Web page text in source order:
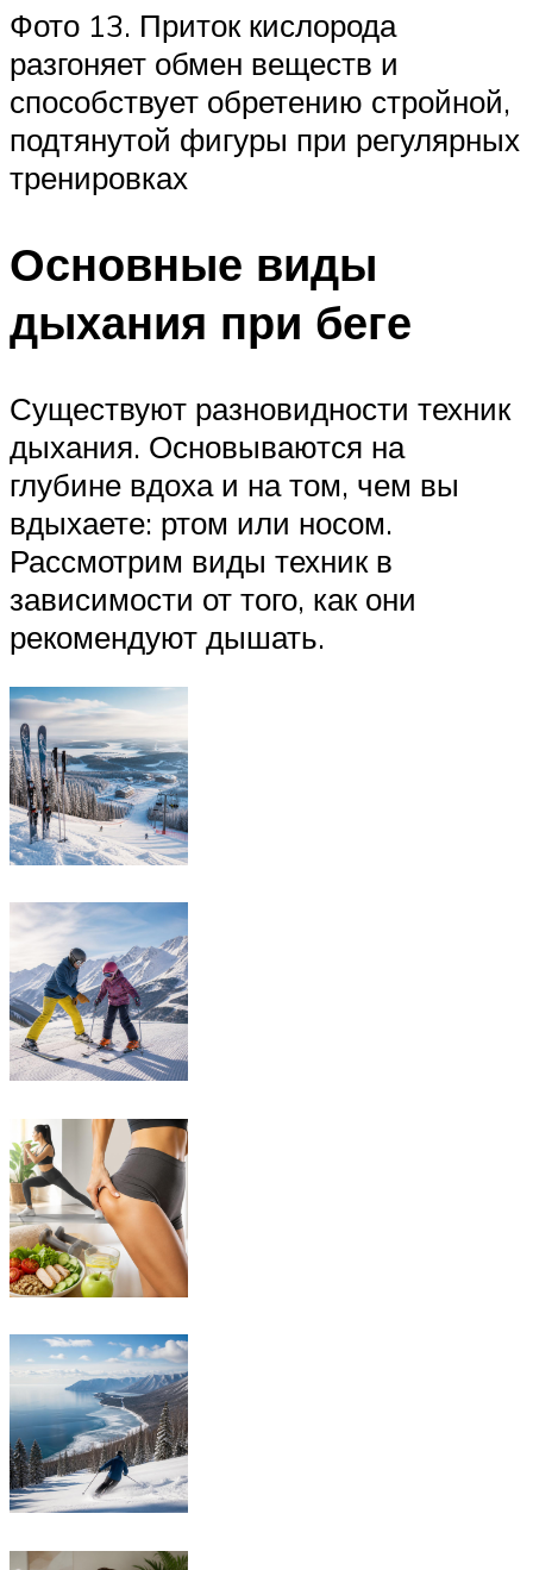
Фото 13. Приток кислорода
разгоняет обмен веществ и
способствует обретению стройной,
подтянутой фигуры при регулярных
тренировках
Основные виды
дыхания при беге
Существуют разновидности техник
дыхания. Основываются на
глубине вдоха и на том, чем вы
вдыхаете: ртом или носом.
Рассмотрим виды техник в
зависимости от того, как они
рекомендуют дышать.